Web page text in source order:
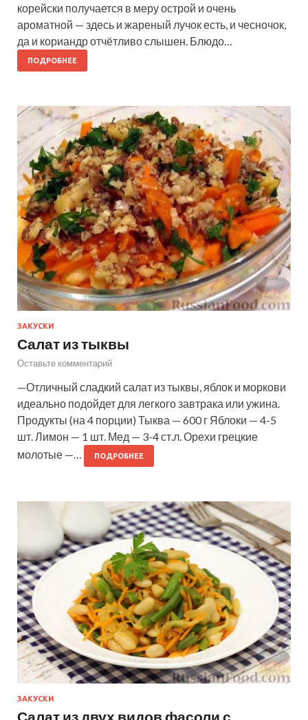
корейски получается в меру острой и очень
ароматной — здесь и жареный лучок есть, и чесночок,
да и кориандр отчётливо слышен. Блюдо…
ПОДРОБНЕЕ
ЗАКУСКИ
Салат из тыквы
Оставьте комментарий
—Отличный сладкий салат из тыквы, яблок и моркови
идеально подойдет для легкого завтрака или ужина.
Продукты (на 4 порции) Тыква — 600 г Яблоки — 4-5
шт. Лимон — 1 шт. Мед — 3-4 ст.л. Орехи грецкие
молотые —…
ПОДРОБНЕЕ
ЗАКУСКИ
Салат из двух видов фасоли с